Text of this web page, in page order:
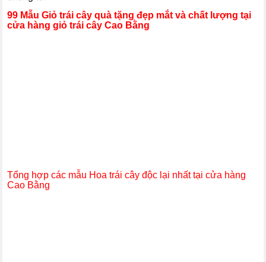
99 Mẫu Giỏ trái cây quà tặng đẹp mắt và chất lượng tại
cửa hàng giỏ trái cây Cao Bằng
Tổng hợp các mẫu Hoa trái cây độc lại nhất tại cửa hàng
Cao Bằng